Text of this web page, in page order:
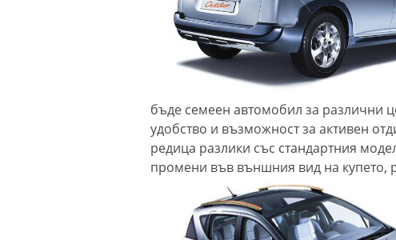
бъде семеен автомобил за различни
удобство и възможност за активен
редица разлики със стандартния
промени във външния вид на купето,